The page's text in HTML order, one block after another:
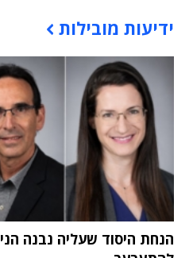
ידיעות מובילות
הנחת היסוד שעליה נבנה